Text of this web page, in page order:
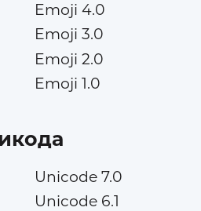
Emoji 4.0
Emoji 3.0
Emoji 2.0
Emoji 1.0
Unicode 7.0
Unicode 6.1